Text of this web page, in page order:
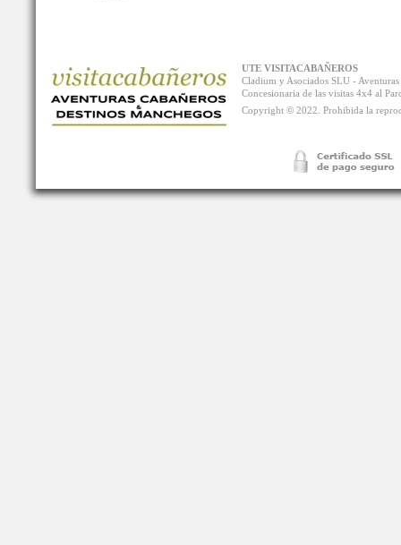
UTE VISITACABAÑEROS
Cladium y Asociados SLU -
Concesionaria de las visitas 4x4 al
Copyright © 2022. Prohibida la